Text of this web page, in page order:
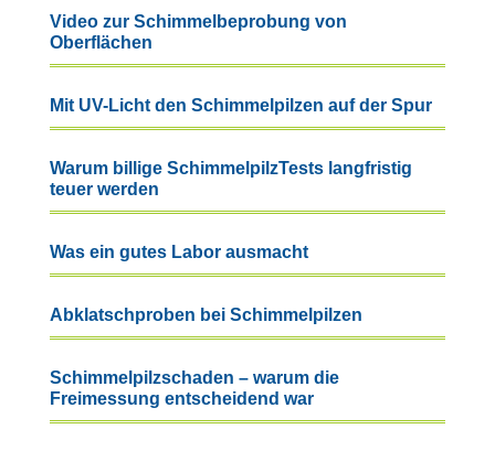
Video zur Schimmelbeprobung von
Oberflächen
Mit UV-Licht den Schimmelpilzen auf der Spur
Warum billige SchimmelpilzTests langfristig
teuer werden
Was ein gutes Labor ausmacht
Abklatschproben bei Schimmelpilzen
Schimmelpilzschaden – warum die
Freimessung entscheidend war